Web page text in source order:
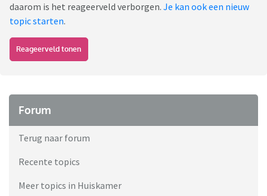
daarom is het reageerveld verborgen. Je kan ook een nieuw
topic starten.
Reageerveld tonen
Forum
Terug naar forum
Recente topics
Meer topics in Huiskamer